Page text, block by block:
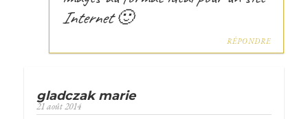
Internet 🙂
RÉPONDRE
gladczak marie
21 août 2014